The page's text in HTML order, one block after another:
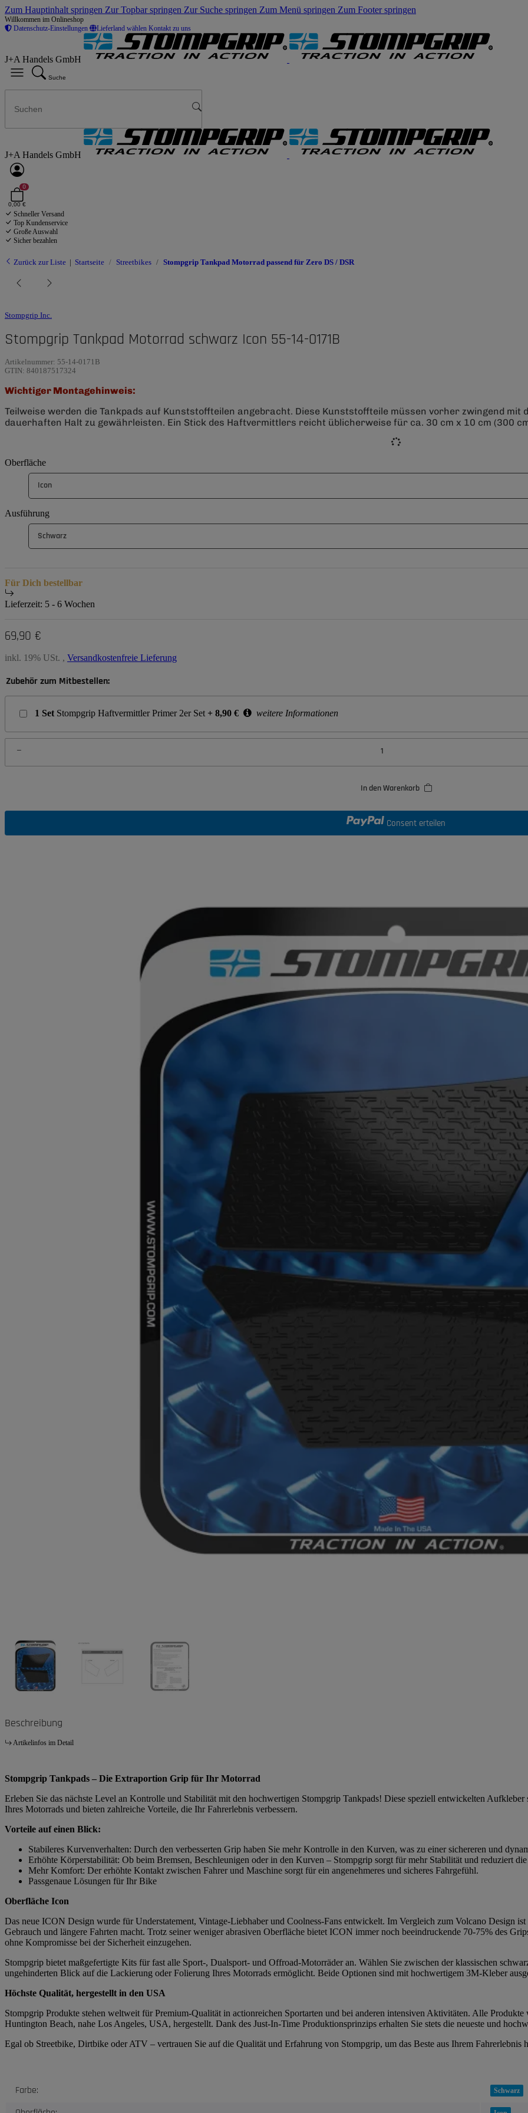
Zum Hauptinhalt springen Zur Topbar springen Zur Suche springen Zum Menü springen Zum Footer springen
Willkommen im Onlineshop
Datenschutz-Einstellungen
Lieferland wählen Kontakt zu uns
J+A Handels GmbH
Suche
J+A Handels GmbH
0
0,00 €
Schneller Versand
Top Kundenservice
Große Auswahl
Sicher bezahlen
Zurück zur Liste Startseite Streetbikes Stompgrip Tankpad Motorrad passend für Zero DS / DSR
Stompgrip Inc.
Stompgrip Tankpad Motorrad schwarz Icon 55-14-0171B
Artikelnummer: 55-14-0171B
GTIN: 840187517324
Wichtiger Montagehinweis:
Teilweise werden die Tankpads auf Kunststoffteilen angebracht. Diese Kunststoffteile müssen vorher zwingend
dauerhaften Halt zu gewährleisten. Ein Stick des Haftvermittlers reicht üblicherweise für ca. 30 cm x 10 cm (300
Oberfläche
Icon
Ausführung
Schwarz
Für Dich bestellbar
Lieferzeit: 5 - 6 Wochen
69,90 €
inkl. 19% USt. , Versandkostenfreie Lieferung
Zubehör zum Mitbestellen:
1 Set Stompgrip Haftvermittler Primer 2er Set + 8,90 € weitere Informationen
In den Warenkorb
Consent erteilen
Beschreibung
Artikelinfos im Detail
Stompgrip Tankpads – Die Extraportion Grip für Ihr Motorrad
Erleben Sie das nächste Level an Kontrolle und Stabilität mit den hochwertigen Stompgrip Tankpads! Diese speziell entwickelten
Ihres Motorrads und bieten zahlreiche Vorteile, die Ihr Fahrerlebnis verbessern.
Vorteile auf einen Blick:
Stabileres Kurvenverhalten: Durch den verbesserten Grip haben Sie mehr Kontrolle in den Kurven, was zu einer sichereren und
Erhöhte Körperstabilität: Ob beim Bremsen, Beschleunigen oder in den Kurven – Stompgrip sorgt für mehr Stabilität und reduziert
Mehr Komfort: Der erhöhte Kontakt zwischen Fahrer und Maschine sorgt für ein angenehmeres und sicheres Fahrgefühl.
Passgenaue Lösungen für Ihr Bike
Oberfläche Icon
Das neue ICON Design wurde für Understatement, Vintage-Liebhaber und Coolness-Fans entwickelt. Im Vergleich zum Volcano Design
Gebrauch und längere Fahrten macht. Trotz seiner weniger abrasiven Oberfläche bietet ICON immer noch beeindruckende 70-75% des
ohne Kompromisse bei der Sicherheit einzugehen.
Stompgrip bietet maßgefertigte Kits für fast alle Sport-, Dualsport- und Offroad-Motorräder an. Wählen Sie zwischen der klassischen
ungehinderten Blick auf die Lackierung oder Folierung Ihres Motorrads ermöglicht. Beide Optionen sind mit hochwertigem 3M-Kleber
Höchste Qualität, hergestellt in den USA
Stompgrip Produkte stehen weltweit für Premium-Qualität in actionreichen Sportarten und bei anderen intensiven Aktivitäten. Alle
Huntington Beach, nahe Los Angeles, USA, hergestellt. Dank des Just-In-Time Produktionsprinzips erhalten Sie stets die neueste und
Egal ob Streetbike, Dirtbike oder ATV – vertrauen Sie auf die Qualität und Erfahrung von Stompgrip, um das Beste aus Ihrem Fahrerlebnis
Produkteigenschaft
Wert
Farbe: Schwarz